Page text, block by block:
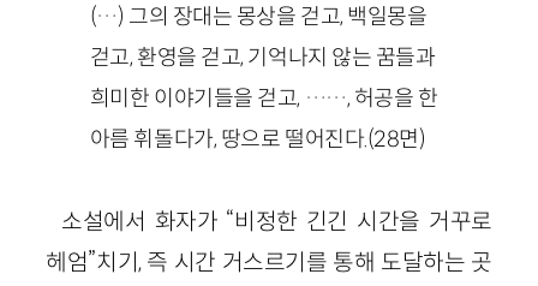
(…) 그의 장대는 몽상을 걷고, 백일몽을
걷고, 환영을 걷고, 기억나지 않는 꿈들과
희미한 이야기들을 걷고, ……, 허공을 한
아름 휘돌다가, 땅으로 떨어진다.(28면)
소설에서 화자가 “비정한 긴긴 시간을 거꾸로
헤엄”치기, 즉 시간 거스르기를 통해 도달하는 곳